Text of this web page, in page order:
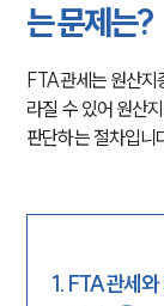
는 문제는?
FTA관세는 원산지
라질 수 있어 원산
판단하는 절차입니
1. FTA관세와